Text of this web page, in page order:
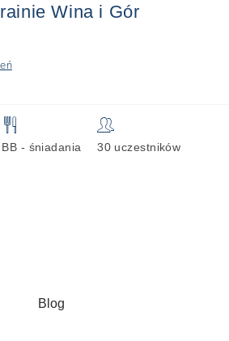
Wina i Gór
🍴
BB - śniadania
👥
30 uczestników
Blog